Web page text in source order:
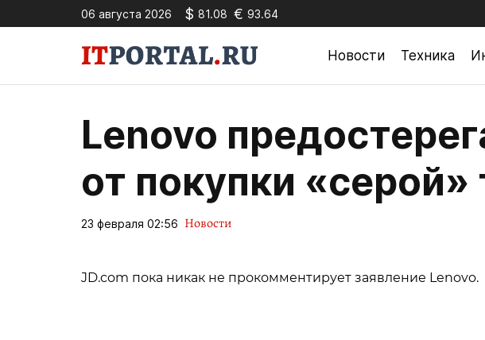
06 августа 2026 $ 81.08 € 93.64
Новости Техника
Lenovo
от покупки «серой»
23 февраля 02:56 Новости
JD.com пока никак не прокомментирует заявление Lenovo.